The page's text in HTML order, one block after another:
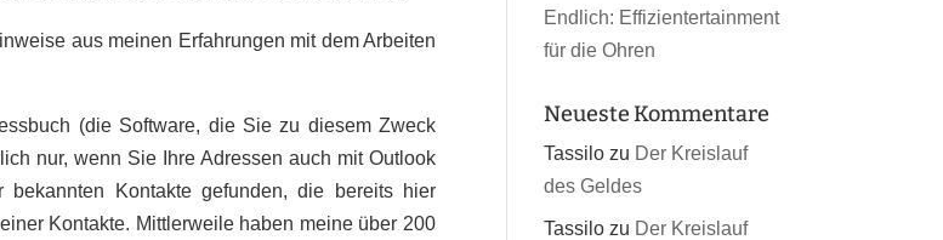
aus meinen Erfahrungen mit dem Arbeiten
(die Software, die Sie zu diesem Zweck
nur, wenn Sie Ihre Adressen auch mit Outlook
Kontakte gefunden, die bereits hier
Kontakte. Mittlerweile haben meine über 200
Endlich: Effizientertainment
für die Ohren
Neueste Kommentare
Tassilo zu Der Kreislauf
des Geldes
Tassilo zu Der Kreislauf